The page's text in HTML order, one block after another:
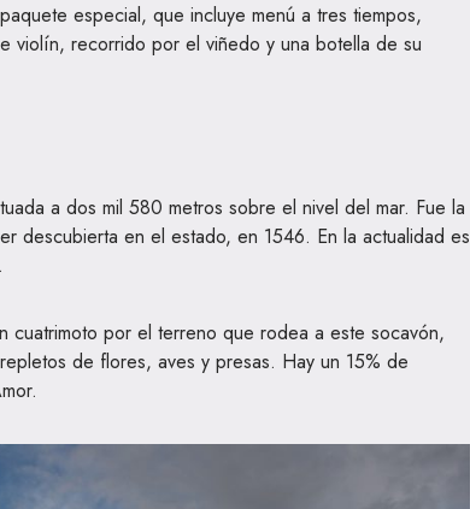
especial, que incluye menú a tres tiempos,
violín, recorrido por el viñedo y una botella de su
a dos mil 580 metros sobre el nivel del mar. Fue la
descubierta en el estado, en 1546. En la actualidad es
por el terreno que rodea a este socavón,
de flores, aves y presas. Hay un 15% de